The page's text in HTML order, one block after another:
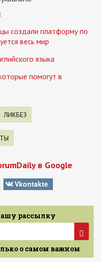
создали платформу по
весь мир
языка
помогут в
ЛИКБЕЗ
в Google
Vkontakte
рассылку
о самом важном